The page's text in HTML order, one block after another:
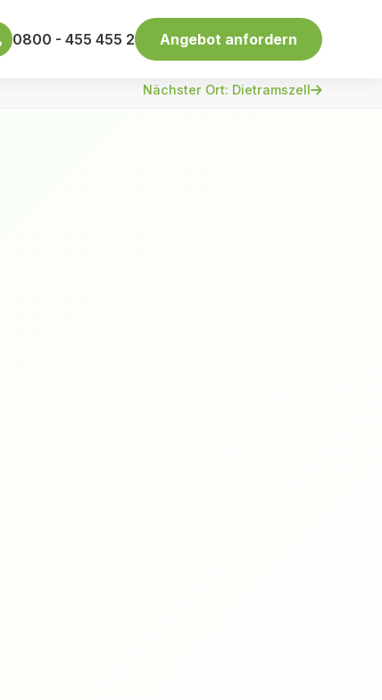
0800 - 455 455 2 Angebot anfordern
Nächster Ort: Dietramszell